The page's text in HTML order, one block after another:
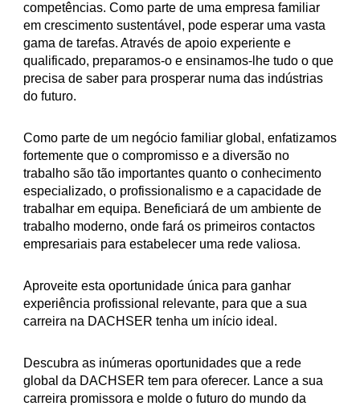
competências. Como parte de uma empresa familiar
em crescimento sustentável, pode esperar uma vasta
gama de tarefas. Através de apoio experiente e
qualificado, preparamos-o e ensinamos-lhe tudo o que
precisa de saber para prosperar numa das indústrias
do futuro.
Como parte de um negócio familiar global, enfatizamos
fortemente que o compromisso e a diversão no
trabalho são tão importantes quanto o conhecimento
especializado, o profissionalismo e a capacidade de
trabalhar em equipa. Beneficiará de um ambiente de
trabalho moderno, onde fará os primeiros contactos
empresariais para estabelecer uma rede valiosa.
Aproveite esta oportunidade única para ganhar
experiência profissional relevante, para que a sua
carreira na DACHSER tenha um início ideal.
Descubra as inúmeras oportunidades que a rede
global da DACHSER tem para oferecer. Lance a sua
carreira promissora e molde o futuro do mundo da